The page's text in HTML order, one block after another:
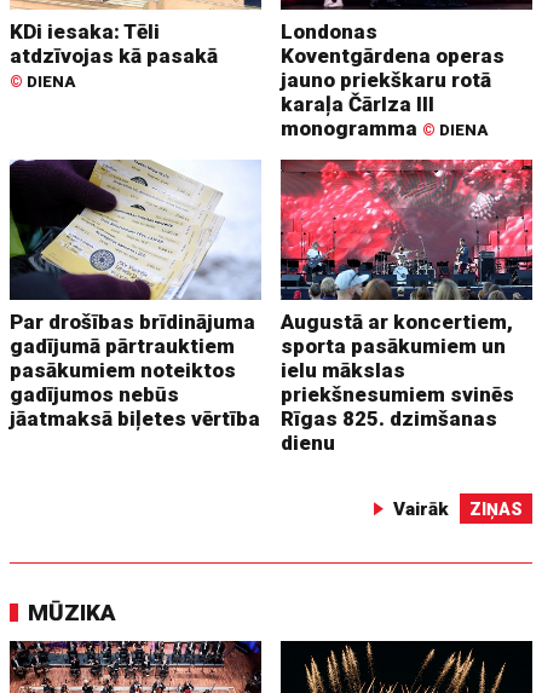
KDi iesaka: Tēli
atdzīvojas kā pasakā
© DIENA
Londonas
Koventgārdena operas
jauno priekškaru rotā
karaļa Čārlza III
monogramma © DIENA
Par drošības brīdinājuma
gadījumā pārtrauktiem
pasākumiem noteiktos
gadījumos nebūs
jāatmaksā biļetes vērtība
Augustā ar koncertiem,
sporta pasākumiem un
ielu mākslas
priekšnesumiem svinēs
Rīgas 825. dzimšanas
dienu
Vairāk ZIŅAS
MŪZIKA